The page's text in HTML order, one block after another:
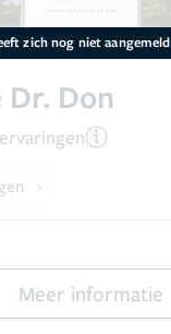
zich nog niet aangemeld
Don
Meer informatie